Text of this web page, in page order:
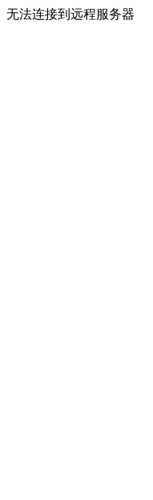
无法连接到远程服务器